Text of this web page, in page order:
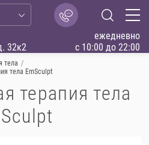
32к2
ежедневно
с 10:00 до 22:00
тела /
тела EmSculpt
терапия тела